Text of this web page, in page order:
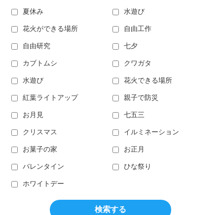
夏休み 水遊び
花火ができる場所 自由工作
自由研究 七夕
カブトムシ クワガタ
水遊び 花火できる場所
紅葉ライトアップ 親子で防災
お月見 七五三
クリスマス イルミネーション
お菓子の家 お正月
バレンタイン ひな祭り
ホワイトデー